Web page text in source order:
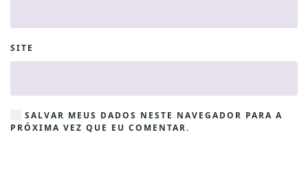
SITE
SALVAR MEUS DADOS NESTE NAVEGADOR PARA A
PRÓXIMA VEZ QUE EU COMENTAR.